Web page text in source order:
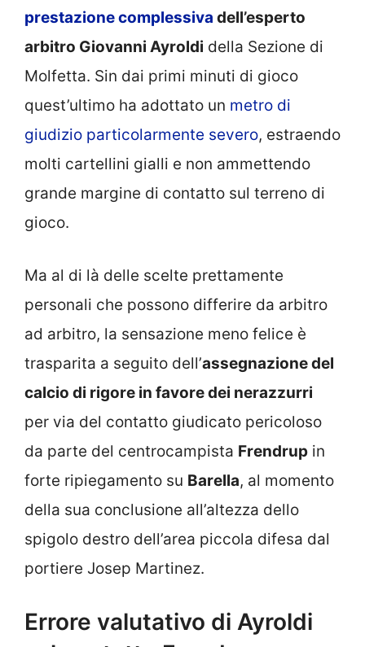
prestazione complessiva dell’esperto
arbitro Giovanni Ayroldi della Sezione di
Molfetta. Sin dai primi minuti di gioco
quest’ultimo ha adottato un metro di
giudizio particolarmente severo, estraendo
molti cartellini gialli e non ammettendo
grande margine di contatto sul terreno di
gioco.
Ma al di là delle scelte prettamente
personali che possono differire da arbitro
ad arbitro, la sensazione meno felice è
trasparita a seguito dell’assegnazione del
calcio di rigore in favore dei nerazzurri
per via del contatto giudicato pericoloso
da parte del centrocampista Frendrup in
forte ripiegamento su Barella, al momento
della sua conclusione all’altezza dello
spigolo destro dell’area piccola difesa dal
portiere Josep Martinez.
Errore valutativo di Ayroldi